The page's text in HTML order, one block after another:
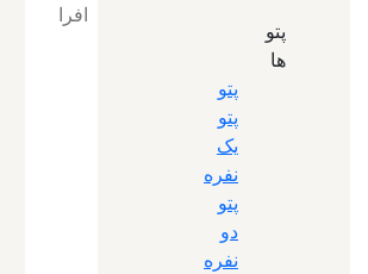
پتو
ها
پتو
پتو
یک
نفره
پتو
دو
نفره
افرا